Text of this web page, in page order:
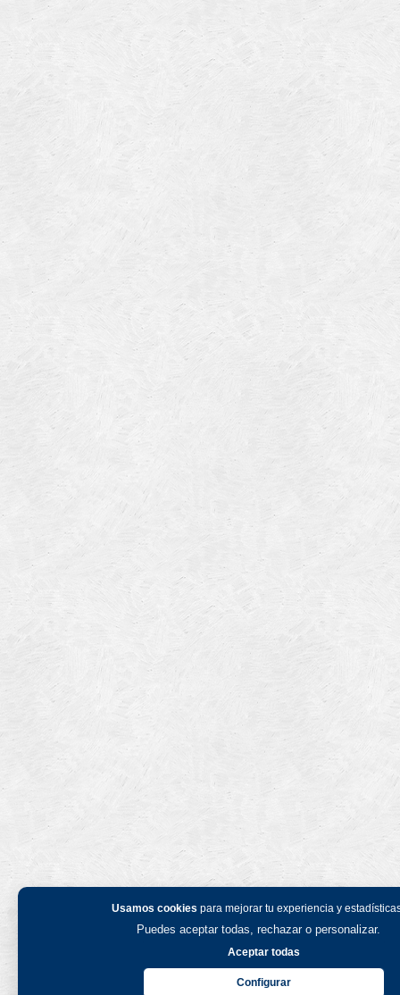
Usamos cookies para mejorar tu experiencia y
Puedes aceptar todas, rechazar o personalizar.
Aceptar todas
Configurar